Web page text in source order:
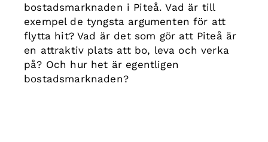
bostadsmarknaden i Piteå. Vad är till
exempel de tyngsta argumenten för att
flytta hit? Vad är det som gör att Piteå är
en attraktiv plats att bo, leva och verka
på? Och hur het är egentligen
bostadsmarknaden?